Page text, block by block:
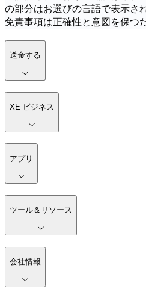
の部分はお選びの言語で表示さ
免責事項は正確性と意図を保つ
送金する
XE ビジネス
アプリ
ツール＆リソース
会社情報